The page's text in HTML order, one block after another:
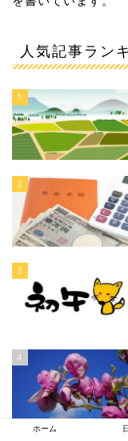
人気記事ラン
1
2
3
4
ホーム